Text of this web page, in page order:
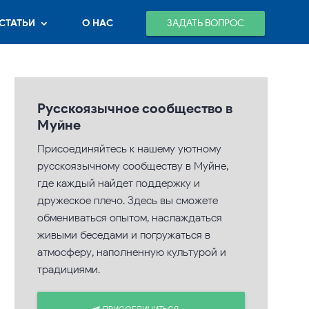
О НАС ЗАДАТЬ ВОПРОС
Русскоязычное сообщество в
Муйне
Присоединяйтесь к нашему уютному
русскоязычному сообществу в Муйне,
где каждый найдет поддержку и
дружеское плечо. Здесь вы сможете
обмениваться опытом, наслаждаться
живыми беседами и погружаться в
атмосферу, наполненную культурой и
традициями.